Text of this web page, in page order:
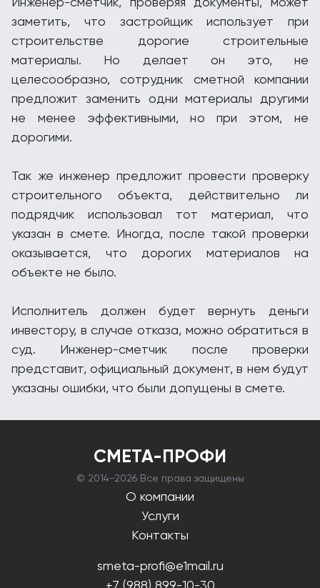
заметить, что застройщик использует при
строительстве дорогие строительные
материалы. Но делает он это, не
целесообразно, сотрудник сметной компании
предложит заменить одни материалы другими
не менее эффективными, но при этом, не
дорогими.
Так же инженер предложит провести проверку
строительного объекта, действительно ли
подрядчик использовал тот материал, что
указан в смете. Иногда, после такой проверки
оказывается, что дорогих материалов на
объекте не было.
Исполнитель должен будет вернуть деньги
инвестору, в случае отказа, можно обратиться в
суд. Инженер-сметчик после проверки
представит, официальный документ, в нем будут
указаны ошибки, что были допущены в смете.
СМЕТА-ПРОФИ
© 2014-2026 Все права защищены
О компании
Услуги
Контакты
smeta-profi@e1mail.ru
+7 (988) 899-10-30